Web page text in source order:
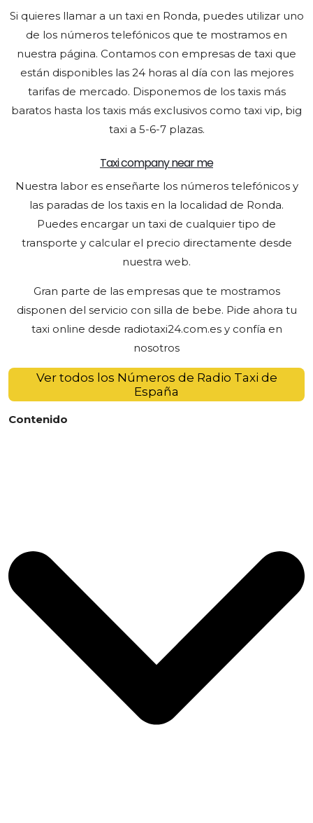
Si quieres llamar a un taxi en Ronda, puedes utilizar uno
de los números telefónicos que te mostramos en
nuestra página. Contamos con empresas de taxi que
están disponibles las 24 horas al día con las mejores
tarifas de mercado. Disponemos de los taxis más
baratos hasta los taxis más exclusivos como taxi vip, big
taxi a 5-6-7 plazas.
Taxi company near me
Nuestra labor es enseñarte los números telefónicos y
las paradas de los taxis en la localidad de Ronda.
Puedes encargar un taxi de cualquier tipo de
transporte y calcular el precio directamente desde
nuestra web.
Gran parte de las empresas que te mostramos
disponen del servicio con silla de bebe. Pide ahora tu
taxi online desde radiotaxi24.com.es y confía en
nosotros
Ver todos los Números de Radio Taxi de
España
Contenido